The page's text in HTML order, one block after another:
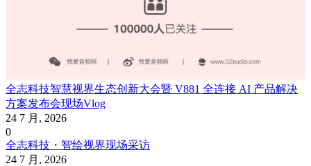
全志科技智慧视界生态创新大会暨 V881 全连接 AI 产品解决
方案发布会现场Vlog
24 7 月, 2026
0
全志科技・智绘视界现场采访
24 7 月, 2026